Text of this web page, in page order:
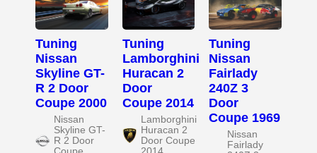
Tuning
Nissan
Skyline GT-
R 2 Door
Coupe 2000
Nissan
Skyline GT-
R 2 Door
Tuning
Lamborghini
Huracan 2
Door
Coupe 2014
Lamborghini
Huracan 2
Door Coupe
Tuning
Nissan
Fairlady
240Z 3
Door
Coupe 1969
Nissan
Fairlady